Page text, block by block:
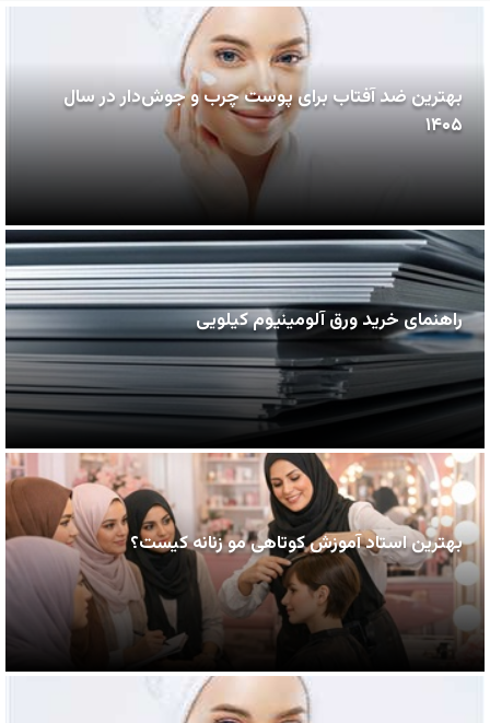
بهترین ضد آفتاب برای پوست چرب و جوش‌دار در سال
۱۴۰۵
راهنمای خرید ورق آلومینیوم کیلویی
بهترین استاد آموزش کوتاهی مو زنانه کیست؟